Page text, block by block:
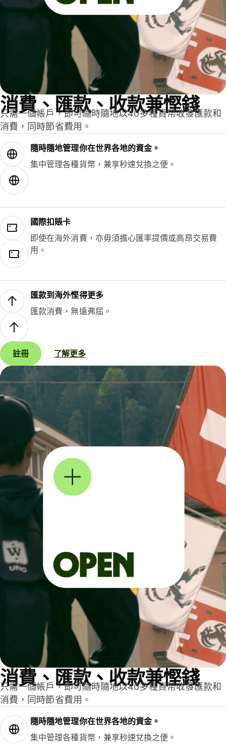
消費、匯款、收款兼慳錢
只需一個帳戶，即可隨時隨地以40多種貨幣收發匯款和
消費，同時節省費用。
隨時隨地管理你在世界各地的資金。
集中管理各種貨幣，兼享秒速兌換之便。
國際扣賬卡
即使在海外消費，亦毋須擔心匯率提價或高昂交易費
用。
匯款到海外慳得更多
匯款消費，無遠弗屆。
註冊 了解更多
消費、匯款、收款兼慳錢
只需一個帳戶，即可隨時隨地以40多種貨幣收發匯款和
消費，同時節省費用。
隨時隨地管理你在世界各地的資金。
集中管理各種貨幣，兼享秒速兌換之便。